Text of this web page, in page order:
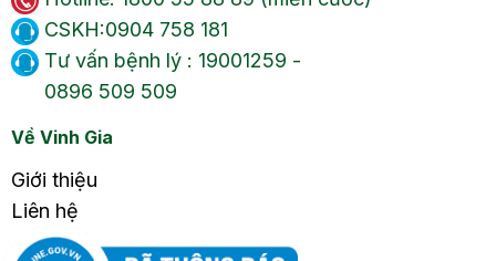
CSKH:0904 758 181
Tư vấn bệnh lý : 19001259 -
0896 509 509
Về Vinh Gia
Giới thiệu
Liên hệ